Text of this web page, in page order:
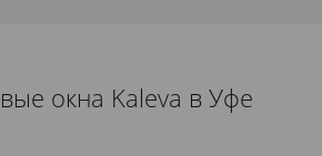
окна Kaleva в Уфе